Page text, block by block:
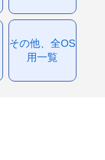
その他、全OS
用一覧